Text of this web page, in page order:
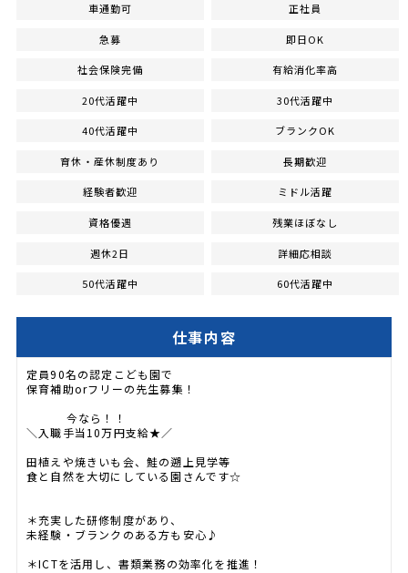
車通勤可 正社員
急募 即日OK
社会保険完備 有給消化率高
20代活躍中 30代活躍中
40代活躍中 ブランクOK
育休・産休制度あり 長期歓迎
経験者歓迎 ミドル活躍
資格優遇 残業ほぼなし
週休2日 詳細応相談
50代活躍中 60代活躍中
仕事内容
定員90名の認定こども園で
保育補助orフリーの先生募集！
今なら！！
＼入職手当10万円支給★／
田植えや焼きいも会、鮭の遡上見学等
食と自然を大切にしている園さんです☆
＊充実した研修制度があり、
未経験・ブランクのある方も安心♪
＊ICTを活用し、書類業務の効率化を推進！